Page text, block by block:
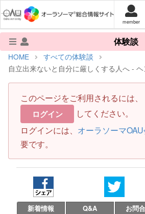
member
体験談
HOME
すべての体験談
自立出来ないと自分に厳しくする人へ -
このページをご利用されるには、
ログイン
してください。
ログインには、 オーラソーマ
要です。
新着情報 Q&A お問